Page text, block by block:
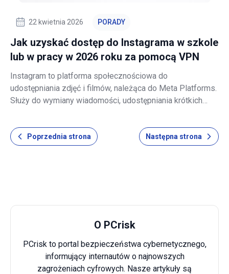
22 kwietnia 2026 PORADY
Jak uzyskać dostęp do Instagrama w szkole
lub w pracy w 2026 roku za pomocą VPN
Instagram to platforma społecznościowa do
udostępniania zdjęć i filmów, należąca do Meta Platforms.
Służy do wymiany wiadomości, udostępniania krótkich
Instagrama sprawiły, że stał się on podstawowym
narzędziem komunikacji dla wielu osób, społeczności
Poprzednia strona Następna strona
O PCrisk
PCrisk to portal bezpieczeństwa cybernetycznego,
informujący internautów o najnowszych
zagrożeniach cyfrowych. Nasze artykuły są